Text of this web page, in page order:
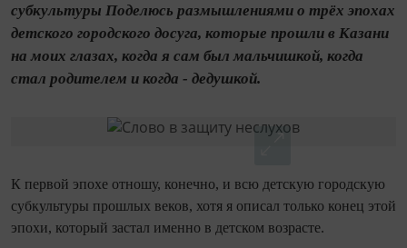
субкультуры Поделюсь размышлениями о трёх эпохах
детского городского досуга, которые прошли в Казани
на моих глазах, когда я сам был мальчишкой, когда
стал родителем и когда - дедушкой.
К первой эпохе отношу, конечно, и всю детскую городскую
субкультуры прошлых веков, хотя я описал только конец этой
эпохи, который застал именно в детском возрасте.